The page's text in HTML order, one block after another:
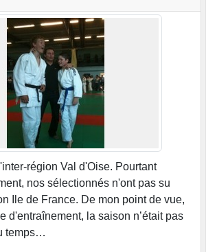
région Val d'Oise. Pourtant
nos sélectionnés n'ont pas su
Ile de France. De mon point de vue,
d'entraînement, la saison n’était pas
temps…